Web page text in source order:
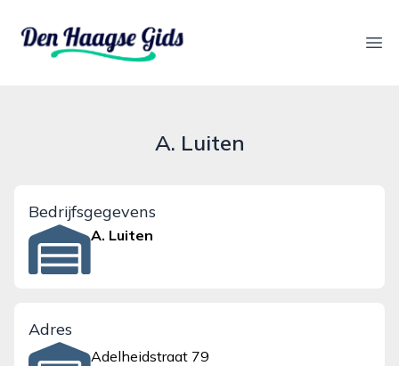
denhaagsegids.nl
A. Luiten
Bedrijfsgegevens
A. Luiten
Adres
Adelheidstraat 79